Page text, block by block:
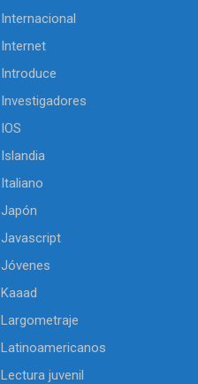
Internacional
Internet
Introduce
Investigadores
IOS
Islandia
Italiano
Japón
Javascript
Jóvenes
Kaaad
Largometraje
Latinoamericanos
Lectura juvenil